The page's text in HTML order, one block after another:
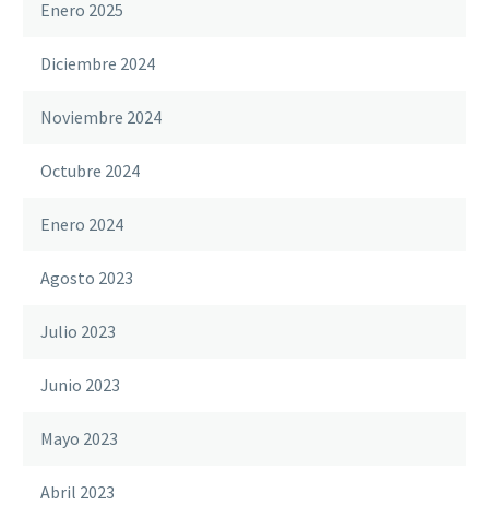
Enero 2025
Diciembre 2024
Noviembre 2024
Octubre 2024
Enero 2024
Agosto 2023
Julio 2023
Junio 2023
Mayo 2023
Abril 2023